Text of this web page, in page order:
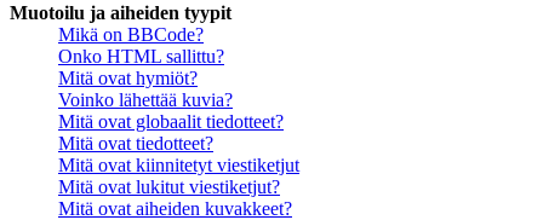
Muotoilu ja aiheiden tyypit
Mikä on BBCode?
Onko HTML sallittu?
Mitä ovat hymiöt?
Voinko lähettää kuvia?
Mitä ovat globaalit tiedotteet?
Mitä ovat tiedotteet?
Mitä ovat kiinnitetyt viestiketjut
Mitä ovat lukitut viestiketjut?
Mitä ovat aiheiden kuvakkeet?